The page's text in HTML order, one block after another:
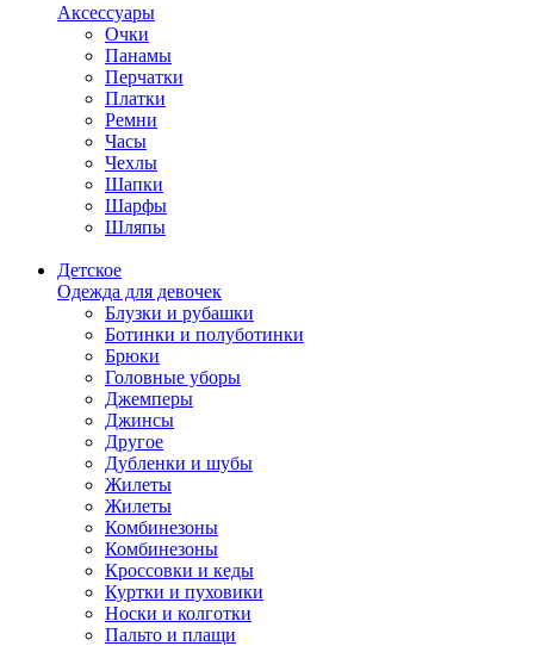
Аксессуары
Очки
Панамы
Перчатки
Платки
Ремни
Часы
Чехлы
Шапки
Шарфы
Шляпы
Детское
Одежда для девочек
Блузки и рубашки
Ботинки и полуботинки
Брюки
Головные уборы
Джемперы
Джинсы
Другое
Дубленки и шубы
Жилеты
Жилеты
Комбинезоны
Комбинезоны
Кроссовки и кеды
Куртки и пуховики
Носки и колготки
Пальто и плащи